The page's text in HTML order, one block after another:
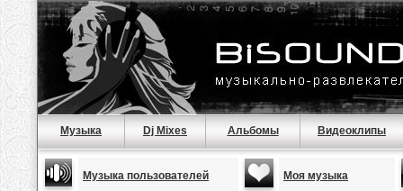
Музыка Dj Mixes Альбомы Видеоклипы
Музыка пользователей Моя музыка